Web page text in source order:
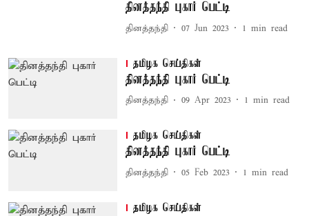
தினத்தந்தி புகார் பெட்டி
தினத்தந்தி 07 Jun 2023 1 min read
தமிழக செய்திகள்
தினத்தந்தி புகார் பெட்டி
தினத்தந்தி 09 Apr 2023 1 min read
தமிழக செய்திகள்
தினத்தந்தி புகார் பெட்டி
தினத்தந்தி 05 Feb 2023 1 min read
தமிழக செய்திகள்